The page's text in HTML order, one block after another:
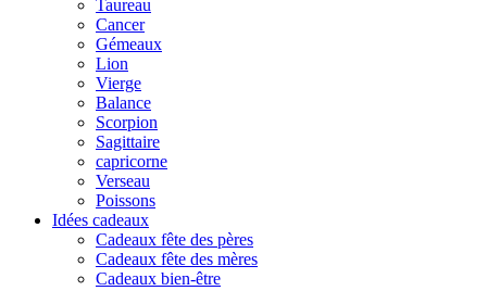
Taureau
Cancer
Gémeaux
Lion
Vierge
Balance
Scorpion
Sagittaire
capricorne
Verseau
Poissons
Idées cadeaux
Cadeaux fête des pères
Cadeaux fête des mères
Cadeaux bien-être